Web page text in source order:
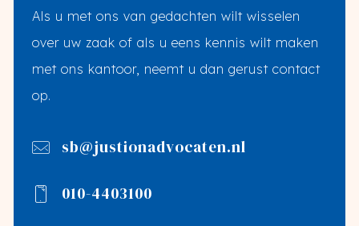
Als u met ons van gedachten wilt wisselen
over uw zaak of als u eens kennis wilt maken
met ons kantoor, neemt u dan gerust contact
op.
sb@justionadvocaten.nl
010-4403100